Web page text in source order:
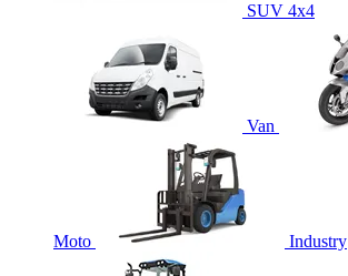
SUV 4x4
Van
Moto Industry